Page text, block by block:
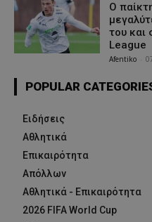
Ο
του
League
Afentiko
POPULAR
Ειδήσεις
Αθλητικά
Επικαιρότητα
Απόλλων
Αθλητικά - Επικαιρότητα
2026 FIFA World Cup